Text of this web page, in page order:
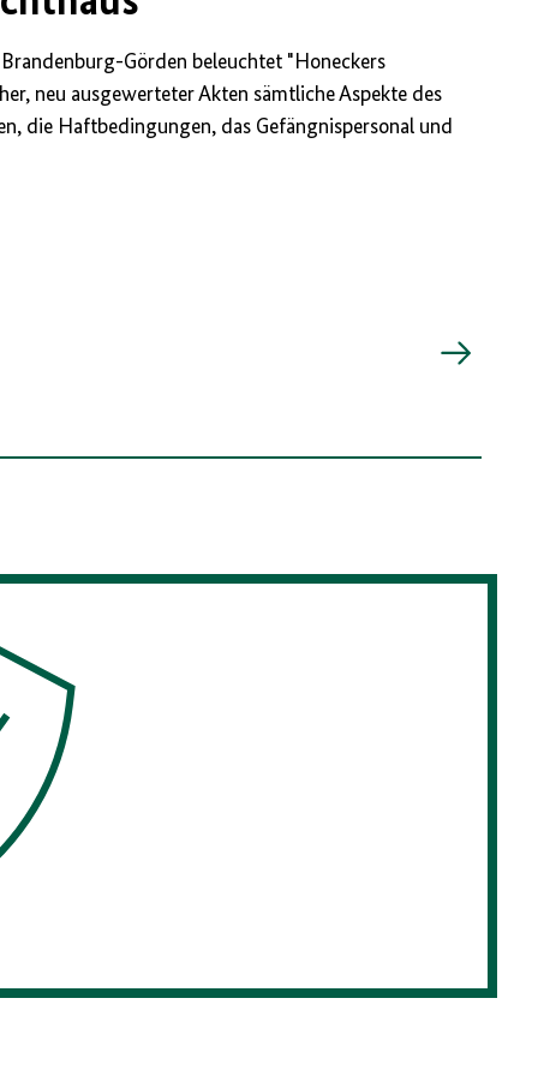
Görden beleuchtet "Honeckers
neu ausgewerteter Akten sämtliche Aspekte des
die Haftbedingungen, das Gefängnispersonal und